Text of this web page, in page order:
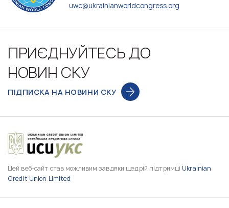
uwc@ukrainianworldcongress.org
ПРИЄДНУЙТЕСЬ ДО
НОВИН СКУ
ПІДПИСКА НА НОВИНИ СКУ
Цей веб-сайт став можливим завдяки щедрій підтримці Ukrainian
Credit Union Limited